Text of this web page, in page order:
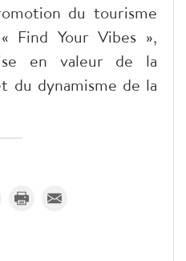
du tourisme
Find Your Vibes »,
en valeur de la
du dynamisme de la